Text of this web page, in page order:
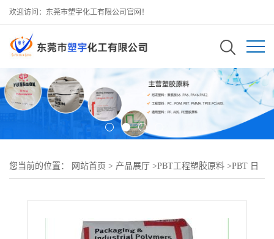
欢迎访问：东莞市塑宇化工有限公司官网！
您当前的位置： 网站首页 > 产品展厅 >PBT工程塑胶原料 >PBT 日